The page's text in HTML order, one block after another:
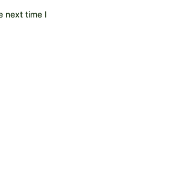
next time I